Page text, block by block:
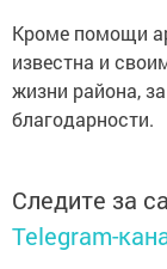
Кроме помощи
известна и
жизни района,
благодарности.
Следите за
Telegram-